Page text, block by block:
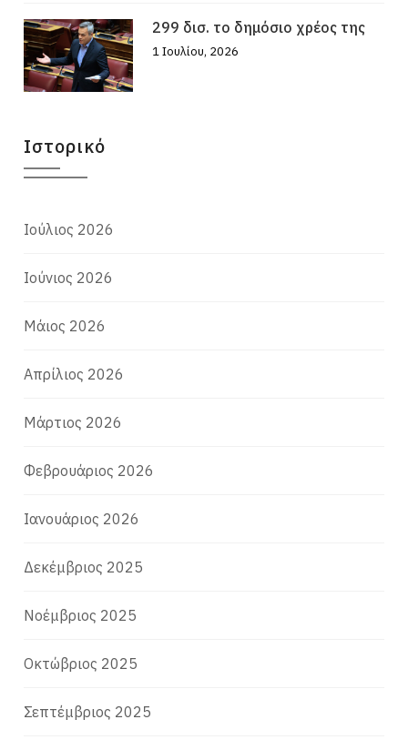
299 δισ. το δημόσιο χρέος της
1 Ιουλίου, 2026
Ιστορικό
Ιούλιος 2026
Ιούνιος 2026
Μάιος 2026
Απρίλιος 2026
Μάρτιος 2026
Φεβρουάριος 2026
Ιανουάριος 2026
Δεκέμβριος 2025
Νοέμβριος 2025
Οκτώβριος 2025
Σεπτέμβριος 2025